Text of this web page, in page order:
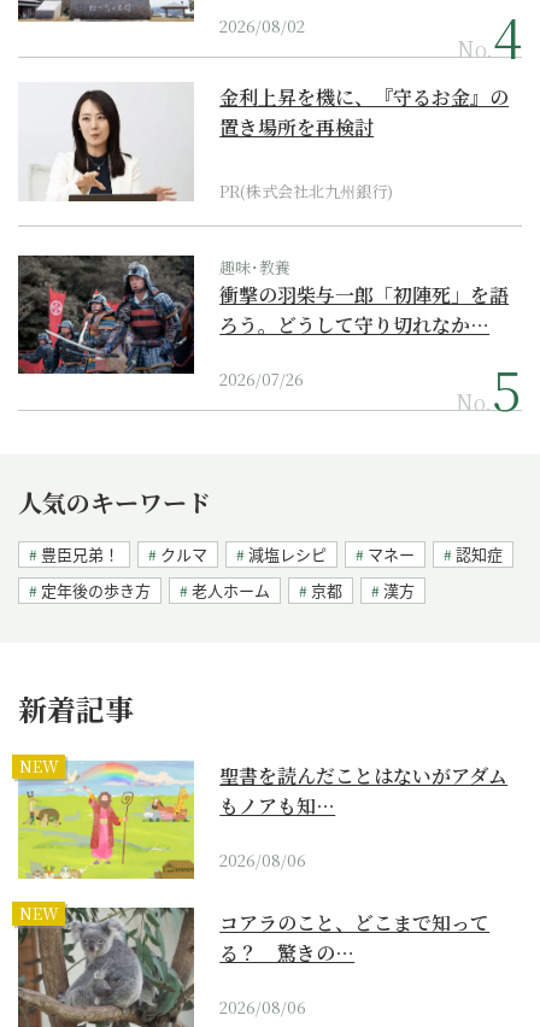
2026/08/02
No.
金利上昇を機に、『守るお金』の
置き場所を再検討
PR(株式会社北九州銀行)
趣味･教養
衝撃の羽柴与一郎「初陣死」を語
ろう。どうして守り切れなか…
2026/07/26
No.
人気のキーワード
豊臣兄弟！ クルマ 減塩レシピ マネー
認知症
定年後の歩き方
老人ホーム 京都 漢方
新着記事
NEW
聖書を読んだことはないがアダム
もノアも知…
2026/08/06
NEW
コアラのこと、どこまで知って
る？ 驚きの…
2026/08/06